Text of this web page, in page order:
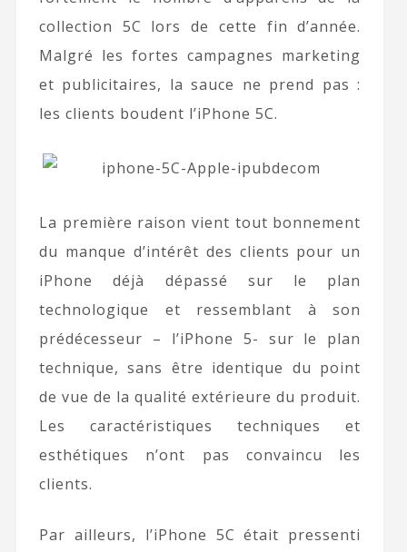
collection 5C lors de cette fin d’année.
Malgré les fortes campagnes marketing
et publicitaires, la sauce ne prend pas :
les clients boudent l’iPhone 5C.
La première raison vient tout bonnement
du manque d’intérêt des clients pour un
iPhone déjà dépassé sur le plan
technologique et ressemblant à son
prédécesseur – l’iPhone 5- sur le plan
technique, sans être identique du point
de vue de la qualité extérieure du produit.
Les caractéristiques techniques et
esthétiques n’ont pas convaincu les
clients.
Par ailleurs, l’iPhone 5C était pressenti